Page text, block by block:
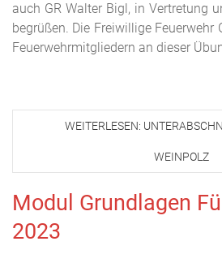
auch GR Walter Bigl, in Vertretung
begrüßen. Die Freiwillige
Feuerwehrmitgliedern an dieser
WEITERLESEN:
WEINPOLZ
Modul Grundlagen
2023